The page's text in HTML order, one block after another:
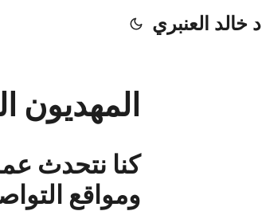
د خالد العنبري
المهديون
كنا نتحدث
ومواقع